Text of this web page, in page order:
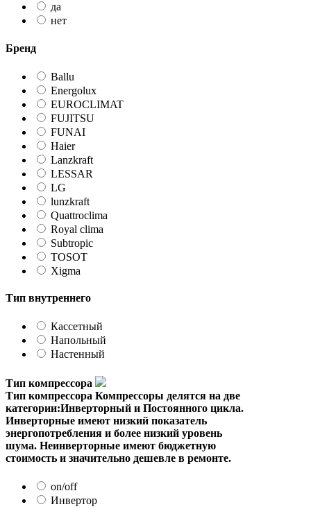
да
нет
Бренд
Ballu
Energolux
EUROCLIMAT
FUJITSU
FUNAI
Haier
Lanzkraft
LESSAR
LG
lunzkraft
Quattroclima
Royal clima
Subtropic
TOSOT
Xigma
Тип внутреннего
Кассетный
Напольный
Настенный
Тип компрессора
Тип компрессора Компрессоры делятся на две
категории:Инверторный и Постоянного цикла.
Инверторные имеют низкий показатель
энергопотребления и более низкий уровень
шума. Неинверторные имеют бюджетную
стоимость и значительно дешевле в ремонте.
on/off
Инвертор